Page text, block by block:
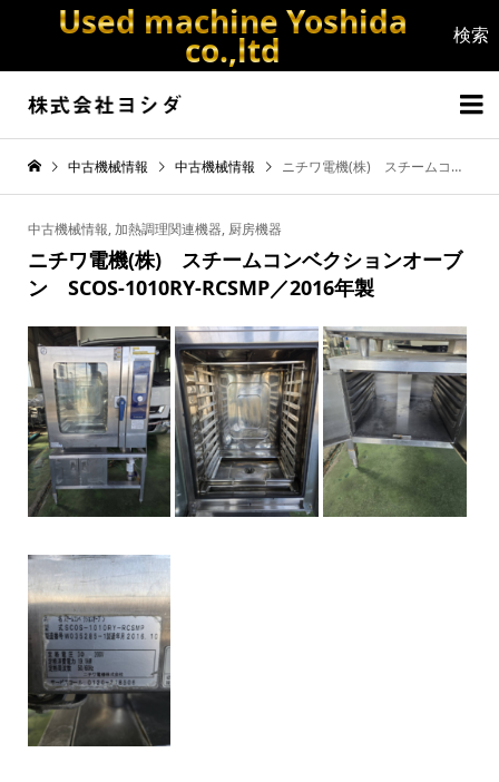
Used machine Yoshida
co.,ltd


中古機械情報 中古機械情報 ニチワ電機(株) スチームコンベクションオーブン SCOS-1010RY-RCSMP／2016年製
中古機械情報, 加熱調理関連機器, 厨房機器
ニチワ電機(株) スチームコンベクションオーブ
ン SCOS-1010RY-RCSMP／2016年製